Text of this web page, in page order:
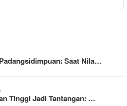
Saat Nila…
Tinggi Jadi Tantangan: …